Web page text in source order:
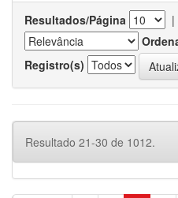
Resultados/Página |
Registro(s)
Resultado 21-30 de 1012.